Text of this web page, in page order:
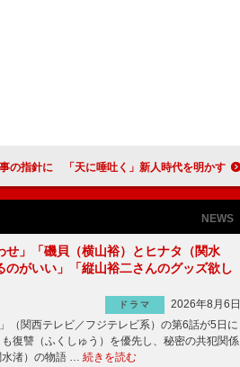
、父三國の言葉を仕事の指針に 「天に唾吐く」新人時代を明かす
NEWS
せ」「磯貝（横山裕）とヒナタ（関水
がいい」「縦山裕二さんのグッズ欲し
ドラマ
2026年8月6日
（関西テレビ／フジテレビ系）の第6話が5日に
復讐（ふくしゅう）を優先し、秘密の共犯関係
渚）の物語 … 続きを読む